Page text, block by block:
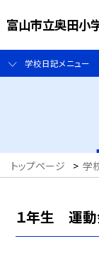
富山市立奥田小
学校日記メニュー
トップページ > 学
１年生 運動